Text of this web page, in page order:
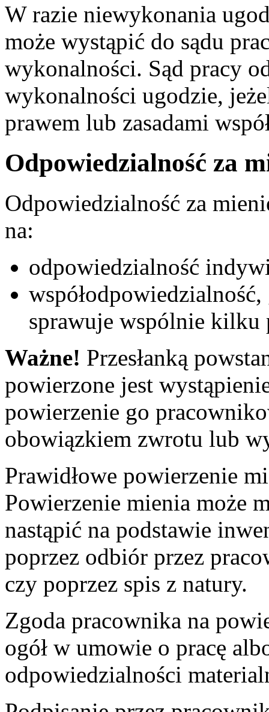
W razie niewykonania
może wystąpić do sądu
wykonalności. Sąd pracy
wykonalności ugodzie,
prawem lub zasadami
Odpowiedzialność za
Odpowiedzialność za
na:
odpowiedzialność
sprawuje wspólnie kilku
Ważne! Przesłanką
powierzone jest
powierzenie go
obowiązkiem zwrotu lub
Prawidłowe powierzenie
Powierzenie mienia może
nastąpić na podstawie
poprzez odbiór przez
czy poprzez spis z natury.
Zgoda pracownika na
ogół w umowie o pracę
odpowiedzialności